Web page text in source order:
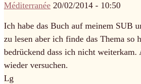
Méditerranée 20/02/2014 - 10:50
Ich habe das Buch auf meinem SUB
zu lesen aber ich finde das Thema so
bedrückend dass ich nicht
wieder versuchen.
Lg